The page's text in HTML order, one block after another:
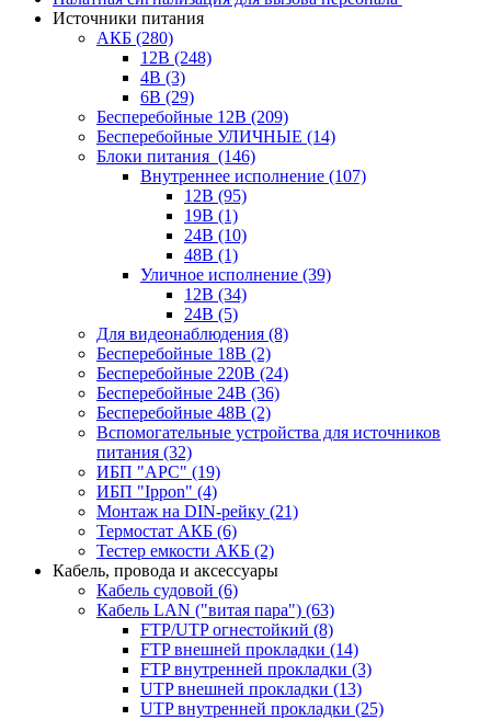
Источники питания
АКБ (280)
12В (248)
4В (3)
6В (29)
Бесперебойные 12В (209)
Бесперебойные УЛИЧНЫЕ (14)
Блоки питания (146)
Внутреннее исполнение (107)
12В (95)
19В (1)
24В (10)
48В (1)
Уличное исполнение (39)
12В (34)
24В (5)
Для видеонаблюдения (8)
Бесперебойные 18В (2)
Бесперебойные 220В (24)
Бесперебойные 24В (36)
Бесперебойные 48В (2)
Вспомогательные устройства для источников
питания (32)
ИБП "APC" (19)
ИБП "Ippon" (4)
Монтаж на DIN-рейку (21)
Термостат АКБ (6)
Тестер емкости АКБ (2)
Кабель, провода и аксессуары
Кабель судовой (6)
Кабель LAN ("витая пара") (63)
FTP/UTP огнестойкий (8)
FTP внешней прокладки (14)
FTP внутренней прокладки (3)
UTP внешней прокладки (13)
UTP внутренней прокладки (25)